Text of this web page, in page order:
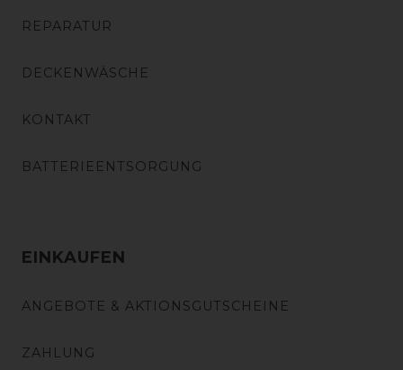
REPARATUR
DECKENWÄSCHE
KONTAKT
BATTERIEENTSORGUNG
EINKAUFEN
ANGEBOTE & AKTIONSGUTSCHEINE
ZAHLUNG